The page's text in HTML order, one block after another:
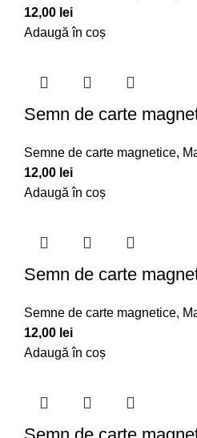
12,00 lei
Adaugă în coș
Semn de carte
Semne de carte magnetice,
12,00 lei
Adaugă în coș
Semn de carte
Semne de carte magnetice,
12,00 lei
Adaugă în coș